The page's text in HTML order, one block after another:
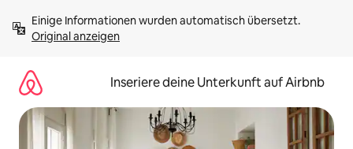
Inhalten
springenOriginal anzeigen
Inseriere deine Unterkunft auf Airbnb